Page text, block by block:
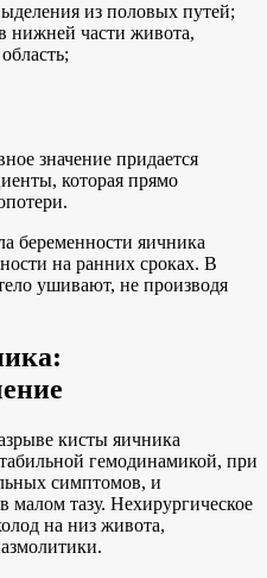
из половых путей;
нижней части живота,
значение придается
которая прямо
беременности яичника
на ранних сроках. В
ушивают, не производя
кисты яичника
гемодинамикой, при
симптомов, и
тазу. Нехирургическое
на низ живота,